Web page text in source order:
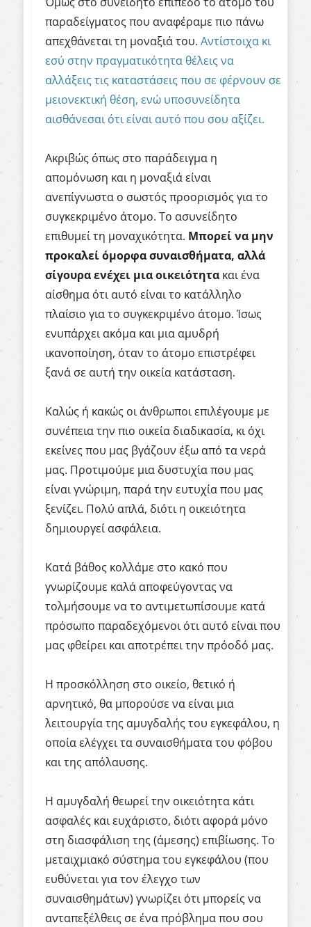
παραδείγματος που αναφέραμε πιο πάνω
απεχθάνεται τη μοναξιά του. Αντίστοιχα κι
εσύ στην πραγματικότητα θέλεις να
αλλάξεις τις καταστάσεις που σε φέρνουν σε
μειονεκτική θέση, ενώ υποσυνείδητα
αισθάνεσαι ότι είναι αυτό που σου αξίζει.
Ακριβώς όπως στο παράδειγμα η
απομόνωση και η μοναξιά είναι
ανεπίγνωστα ο σωστός προορισμός για το
συγκεκριμένο άτομο. Το ασυνείδητο
επιθυμεί τη μοναχικότητα. Μπορεί να μην
προκαλεί όμορφα συναισθήματα, αλλά
σίγουρα ενέχει μια οικειότητα και ένα
αίσθημα ότι αυτό είναι το κατάλληλο
πλαίσιο για το συγκεκριμένο άτομο. Ίσως
ενυπάρχει ακόμα και μια αμυδρή
ικανοποίηση, όταν το άτομο επιστρέφει
ξανά σε αυτή την οικεία κατάσταση.
Καλώς ή κακώς οι άνθρωποι επιλέγουμε με
συνέπεια την πιο οικεία διαδικασία, κι όχι
εκείνες που μας βγάζουν έξω από τα νερά
μας. Προτιμούμε μια δυστυχία που μας
είναι γνώριμη, παρά την ευτυχία που μας
ξενίζει. Πολύ απλά, διότι η οικειότητα
δημιουργεί ασφάλεια.
Κατά βάθος κολλάμε στο κακό που
γνωρίζουμε καλά αποφεύγοντας να
τολμήσουμε να το αντιμετωπίσουμε κατά
πρόσωπο παραδεχόμενοι ότι αυτό είναι που
μας φθείρει και αποτρέπει την πρόοδό μας.
Η προσκόλληση στο οικείο, θετικό ή
αρνητικό, θα μπορούσε να είναι μια
λειτουργία της αμυγδαλής του εγκεφάλου, η
οποία ελέγχει τα συναισθήματα του φόβου
και της απόλαυσης.
Η αμυγδαλή θεωρεί την οικειότητα κάτι
ασφαλές και ευχάριστο, διότι αφορά μόνο
στη διασφάλιση της (άμεσης) επιβίωσης. Το
μεταιχμιακό σύστημα του εγκεφάλου (που
ευθύνεται για τον έλεγχο των
συναισθημάτων) γνωρίζει ότι μπορείς να
ανταπεξέλθεις σε ένα πρόβλημα που σου